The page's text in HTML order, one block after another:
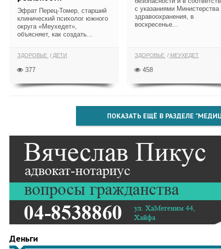
Эфрат Перец-Томер, старший
клинический психолог южного
округа «Меухедет»,
объясняет, как создать...
ЗДОРОВЬЕ ДЕТИ
377
с указаниями Министерства
здравоохранения, в
воскресенье...
ЗДОРОВЬЕ МЕУХЕДЕТ
458
ПОКАЗАТЬ ЕЩЁ В РАЗДЕЛЕ
Деньги